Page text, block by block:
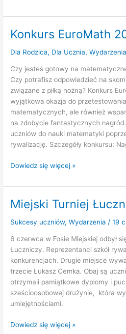
Konkurs EuroMath
Dla Rodzica, Dla Ucznia,Wydarzenia
Czy jesteś gotowy na
Czy potrafisz odpowiedzieć na
związane z piłką nożną? Konkurs
wyjątkowa okazja do
matematycznych, ale również
na zdobycie fantastycznych
uczniów do nauki matematyki
rywalizację. Szczegóły konkursu:
Konkurs
2024
Dowiedz się więcej »
Miejski Turniej
Sukcesy uczniów,Wydarzenia /19
6 czerwca w Fosie Miejskiej odbył
Łuczniczy. Reprezentanci szkół
konkurencjach. Drugie miejsce
trzecie Łukasz Cemka. Obaj są
otrzymali pamiątkowe dyplomy i
sześcioosobowej drużynie, która
umiejętnościami.
Miejski
Dowiedz się więcej »